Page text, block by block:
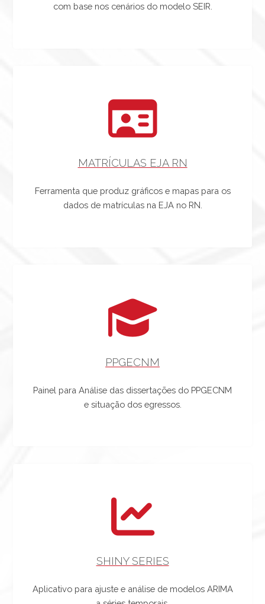
com base nos cenários do modelo SEIR.
MATRÍCULAS EJA RN
Ferramenta que produz gráficos e mapas para os
dados de matrículas na EJA no RN.
PPGECNM
Painel para Análise das dissertações do PPGECNM
e situação dos egressos.
SHINY SERIES
Aplicativo para ajuste e análise de modelos ARIMA